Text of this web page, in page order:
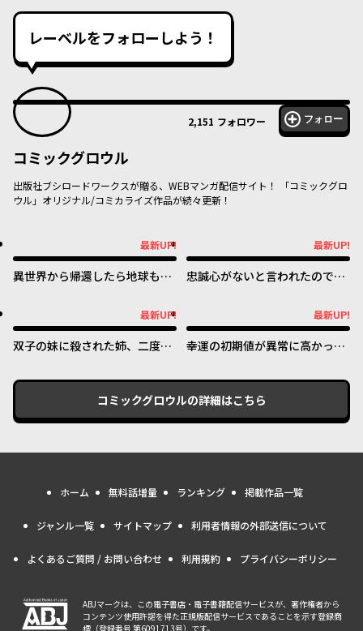
レーベルをフォローしよう！
2,151 フォロワー フォロー
コミックグロウル
出版社ブシロードワークスが贈る、WEBマンガ配信サイト！ 「コミックグロ
ウル」オリジナル/コミカライズ作品が続々更新！
最新UP!
異世界から帰還したら地球もか
と、負けヒロインどもこっち見
んな。
最新UP!
忠誠心がないと言われたので婚
最新UP!
双子の妹に殺された姉、二度目
フルベットします！
最新UP!
幸運の初期値が異常に高かった
れたスキルを使って現代ダンジ
ョンで最強になる物語
コミックグロウルの詳細はこちら
ホーム 無料話増量 ランキング 掲載作品一覧
ジャンル一覧 サイトマップ 利用者情報の外部送信について
よくあるご質問 / お問い合わせ 利用規約 プライバシーポリシー
ABJマークは、この電子書店・電子書籍配信サービスが、著作権者から
コンテンツ使用許諾を得た正規版配信サービスであることを示す登録商
標（登録番号 第6091713号）です。